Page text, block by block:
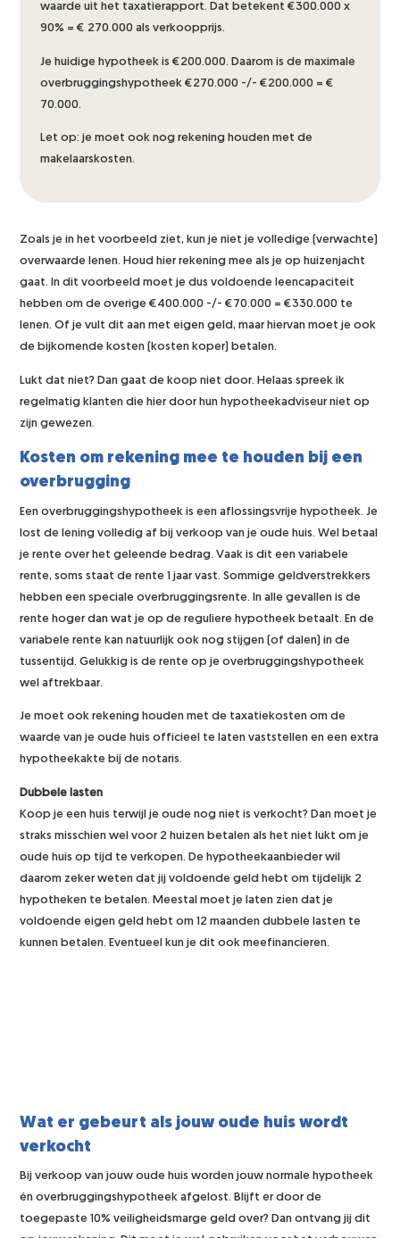
waarde uit het taxatierapport. Dat betekent €300.000 x
90% = € 270.000 als verkoopprijs.
Je huidige hypotheek is €200.000. Daarom is de maximale
overbruggingshypotheek €270.000 -/- €200.000 = €
70.000.
Let op: je moet ook nog rekening houden met de
makelaarskosten.
Zoals je in het voorbeeld ziet, kun je niet je volledige (verwachte)
overwaarde lenen. Houd hier rekening mee als je op huizenjacht
gaat. In dit voorbeeld moet je dus voldoende leencapaciteit
hebben om de overige €400.000 -/- €70.000 = €330.000 te
lenen. Of je vult dit aan met eigen geld, maar hiervan moet je ook
de bijkomende kosten (kosten koper) betalen.
Lukt dat niet? Dan gaat de koop niet door. Helaas spreek ik
regelmatig klanten die hier door hun hypotheekadviseur niet op
zijn gewezen.
Kosten om rekening mee te houden bij een
overbrugging
Een overbruggingshypotheek is een aflossingsvrije hypotheek. Je
lost de lening volledig af bij verkoop van je oude huis. Wel betaal
je rente over het geleende bedrag. Vaak is dit een variabele
rente, soms staat de rente 1 jaar vast. Sommige geldverstrekkers
hebben een speciale overbruggingsrente. In alle gevallen is de
rente hoger dan wat je op de reguliere hypotheek betaalt. En de
variabele rente kan natuurlijk ook nog stijgen (of dalen) in de
tussentijd. Gelukkig is de rente op je overbruggingshypotheek
wel aftrekbaar.
Je moet ook rekening houden met de taxatiekosten om de
waarde van je oude huis officieel te laten vaststellen en een extra
hypotheekakte bij de notaris.
Dubbele lasten
Koop je een huis terwijl je oude nog niet is verkocht? Dan moet je
straks misschien wel voor 2 huizen betalen als het niet lukt om je
oude huis op tijd te verkopen. De hypotheekaanbieder wil
daarom zeker weten dat jij voldoende geld hebt om tijdelijk 2
hypotheken te betalen. Meestal moet je laten zien dat je
voldoende eigen geld hebt om 12 maanden dubbele lasten te
kunnen betalen. Eventueel kun je dit ook meefinancieren.
Wat er gebeurt als jouw oude huis wordt
verkocht
Bij verkoop van jouw oude huis worden jouw normale hypotheek
én overbruggingshypotheek afgelost. Blijft er door de
toegepaste 10% veiligheidsmarge geld over? Dan ontvang jij dit